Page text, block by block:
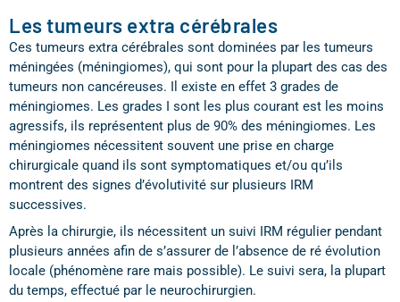
Les tumeurs extra cérébrales
Ces tumeurs extra cérébrales sont dominées par les tumeurs
méningées (méningiomes), qui sont pour la plupart des cas des
tumeurs non cancéreuses. Il existe en effet 3 grades de
méningiomes. Les grades I sont les plus courant est les moins
agressifs, ils représentent plus de 90% des méningiomes. Les
méningiomes nécessitent souvent une prise en charge
chirurgicale quand ils sont symptomatiques et/ou qu’ils
montrent des signes d’évolutivité sur plusieurs IRM
successives.
Après la chirurgie, ils nécessitent un suivi IRM régulier pendant
plusieurs années afin de s’assurer de l’absence de ré évolution
locale (phénomène rare mais possible). Le suivi sera, la plupart
du temps, effectué par le neurochirurgien.